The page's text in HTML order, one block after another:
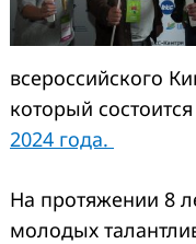
всероссийского
который состоится
2024 года.
На протяжении 8
молодых